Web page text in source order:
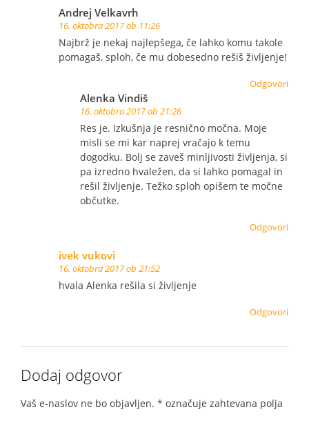
Andrej Velkavrh
16. oktobra 2017 ob 11:26
Najbrž je nekaj najlepšega, če lahko komu takole
pomagaš, sploh, če mu dobesedno rešiš življenje!
Odgovori
Alenka Vindiš
16. oktobra 2017 ob 21:26
Res je. Izkušnja je resnično močna. Moje
misli se mi kar naprej vračajo k temu
dogodku. Bolj se zaveš minljivosti življenja, si
pa izredno hvaležen, da si lahko pomagal in
rešil življenje. Težko sploh opišem te močne
občutke.
Odgovori
ivek vukovi
16. oktobra 2017 ob 21:52
hvala Alenka rešila si življenje
Odgovori
Dodaj odgovor
Vaš e-naslov ne bo objavljen. * označuje zahtevana polja